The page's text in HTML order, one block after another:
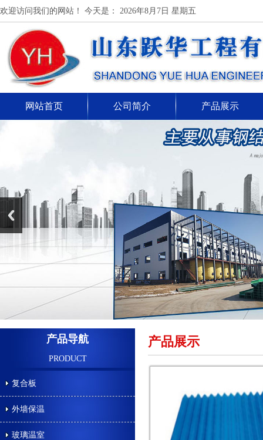
欢迎访问我们的网站！ 今天是： 2026年8月7日 星期五
网站首页 公司简介 产品展示
产品导航
PRODUCT
复合板
外墙保温
玻璃温室
产品展示